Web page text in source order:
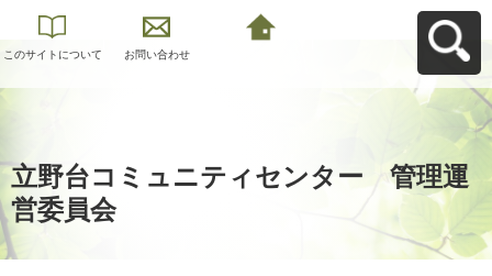
このサイトについて お問い合わせ
立野台コミュニティセンター 管理運
営委員会